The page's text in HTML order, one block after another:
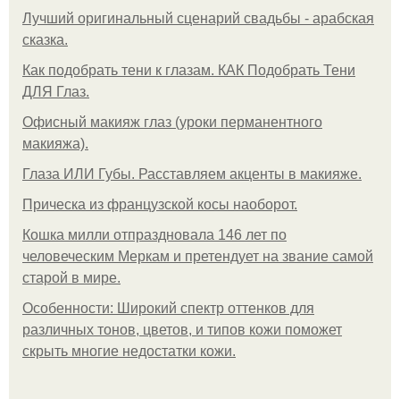
Лучший оригинальный сценарий свадьбы - арабская
сказка.
Как подобрать тени к глазам. КАК Подобрать Тени
ДЛЯ Глаз.
Офисный макияж глаз (уроки перманентного
макияжа).
Глаза ИЛИ Губы. Расставляем акценты в макияже.
Прическа из французской косы наоборот.
Кошка милли отпраздновала 146 лет по
человеческим Меркам и претендует на звание самой
старой в мире.
Особенности: Широкий спектр оттенков для
различных тонов, цветов, и типов кожи поможет
скрыть многие недостатки кожи.